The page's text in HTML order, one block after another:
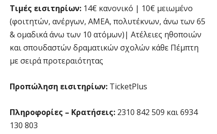
Τιμές εισιτηρίων: 14€ κανονικό | 10€ μειωμένο
(φοιτητών, ανέργων, ΑΜΕΑ, πολυτέκνων, άνω των 65
& ομαδικά άνω των 10 ατόμων)| Ατέλειες ηθοποιών
και σπουδαστών δραματικών σχολών κάθε Πέμπτη
με σειρά προτεραιότητας
Προπώληση εισιτηρίων: TicketPlus
Πληροφορίες – Κρατήσεις: 2310 842 509 και 6934
130 803